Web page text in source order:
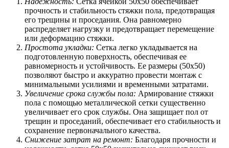
прочность и стабильность стяжки пола, предотвращая
его трещины и проседания. Она равномерно
распределяет нагрузку и предотвращает перемещение
или деформацию стяжки.
Простота укладки: Сетка легко укладывается на
подготовленную поверхность, обеспечивая ее
равномерность и устойчивость. Ее размеры (50х50)
позволяют быстро и аккуратно провести монтаж с
минимальными усилиями и временными затратами.
Увеличение срока службы пола: Армирование стяжки
пола с помощью металлической сетки существенно
увеличивает его срок службы. Она защищает пол от
трещин и проседаний, обеспечивает его стабильность и
сохранение первоначального качества.
Снижение затрат на ремонт: Благодаря прочности и